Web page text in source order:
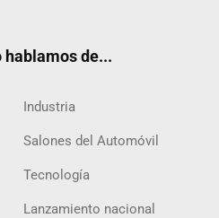
de...
Industria
Salones del Automóvil
Tecnología
Lanzamiento nacional